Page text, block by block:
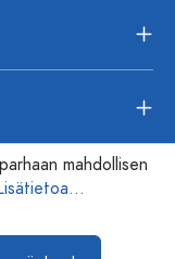
mahdollisen